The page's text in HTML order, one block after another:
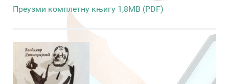
Преузми комплетну књигу 1,8MB (PDF)